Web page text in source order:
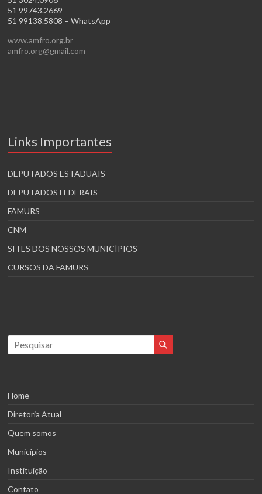
51 99743.2669
51 99138.5808 – WhatsApp
www.amfro.org.br
amfro.org@gmail.com
Links Importantes
DEPUTADOS ESTADUAIS
DEPUTADOS FEDERAIS
FAMURS
CNM
SITES DOS NOSSOS MUNICÍPIOS
CURSOS DA FAMURS
Home
Diretoria Atual
Quem somos
Municípios
Instituição
Contato